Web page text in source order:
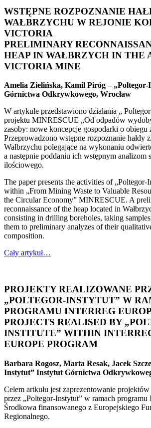
WSTĘPNE ROZPOZNANIE
WAŁBRZYCHU W REJONIE
VICTORIA
PRELIMINARY
HEAP IN WAŁBRZYCH IN THE
VICTORIA MINE
Amelia Zielińska, Kamil Piróg –
Górnictwa Odkrywkowego, Wrocław
W artykule przedstawiono działania „
projektu MINRESCUE „Od odpadów
zasoby: nowe koncepcje gospodarki o obiegu
Przeprowadzono wstępne rozpoznanie hałdy
Wałbrzychu polegające na wykonaniu
a następnie poddaniu ich wstępnym analizom
ilościowego.
The paper presents the activities of „Poltegor-
within „From Mining Waste to Valuable
the Circular Economy” MINRESCUE. A
reconnaissance of the heap located in
consisting in drilling boreholes, taking
them to preliminary analyzes of their
composition.
Cały artykuł…
PROJEKTY REALIZOWANE
„POLTEGOR-INSTYTUT” W
PROGRAMU INTERREG
PROJECTS REALISED BY
INSTITUTE” WITHIN
EUROPE PROGRAM
Barbara Rogosz, Marta Resak, Jacek
Instytut” Instytut Górnictwa
Celem artkułu jest zaprezentowanie
przez „Poltegor-Instytut” w ramach programu
Środkowa finansowanego z Europejskiego
Regionalnego.